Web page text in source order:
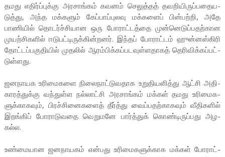
தமது எதிர்ப்­புக்கு அர­சாங்கம் கவனம் செலுத்தத் தவ­றி­யி­ருப்­ப­தை­ய­
டுத்து, அந்த மக்­களும் கேப்­பாப்­புலவு மக்­களைப் பின்­பற்றி, அதே
பாணியில் தொடர்ச்­சி­யான ஒரு போராட்­டத்தை முன்­னெ­டுப்­ப­தற்­கான
முயற்­சி­களில் ஈடு­பட்­டி­ருக்­கின்­றனர். இந்தப் போராட்டம் ஹுன்னஸ்­கிரி
தோட்­டப்­ப­கு­தியில் முதலில் ஆரம்­பிக்­கப்­ப­ட­வுள்­ள­தாகத் தெரி­விக்­கப்­பட்­
டுள்­ளது.
ஜன­நா­யக உரி­மை­களை நிலை­நாட்­டு­வ­தாக உறு­தி­ய­ளித்து ஆட்சி அதி­
கா­ரத்­துக்கு வந்­துள்ள நல்­லாட்சி அர­சாங்கம் மக்கள் தமது உரி­மை­க­
ளுக்­கா­கவும், பிரச்­சி­னை­களைத் தீர்த்து வைப்­ப­தற்­கா­கவும் வீதி­களில்
இறங்கிப் போரா­டு­வதை வெறு­மனே பார்த்துக் கொண்­டி­ருப்­பது அழ­
கல்ல.
உண்­மை­யான ஜன­நா­யகம் என்­பது உரி­மை­க­ளுக்­காக மக்கள் போராட்­